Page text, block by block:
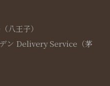
八王子）
ン Delivery Service（茅